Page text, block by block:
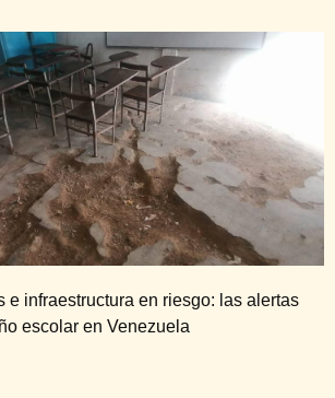
e infraestructura en riesgo: las alertas
escolar en Venezuela